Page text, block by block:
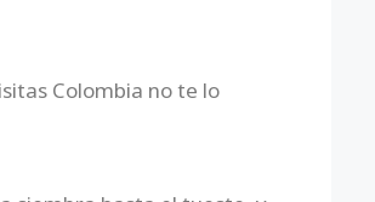
Colombia no te lo